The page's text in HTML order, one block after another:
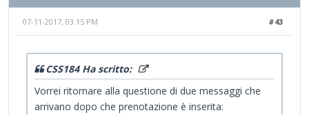
#43
07-11-2017, 03:15 PM
CSS184 Ha scritto:
Vorrei ritornare alla questione di due messaggi che
arrivano dopo che prenotazione è inserita: